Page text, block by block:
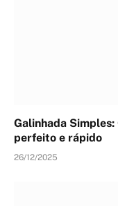
Galinhada
perfeito e rápido
26/12/2025